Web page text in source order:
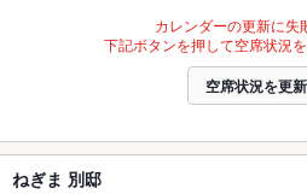
カレンダーの更新に失
下記ボタンを押して空席状況を
空席状況を更
ねぎま 別邸